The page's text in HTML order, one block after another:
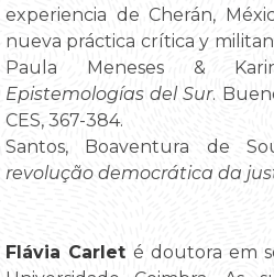
experiencia de Cherán,
nueva práctica crítica y
Paula Meneses &
Epistemologías del Sur.
CES, 367-384.
Santos, Boaventura de
revolução democrática da
Flávia Carlet é doutora em